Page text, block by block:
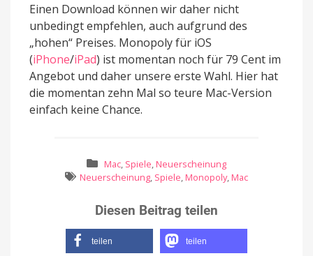
Einen Download können wir daher nicht
unbedingt empfehlen, auch aufgrund des
„hohen“ Preises. Monopoly für iOS
(iPhone/iPad) ist momentan noch für 79 Cent im
Angebot und daher unsere erste Wahl. Hier hat
die momentan zehn Mal so teure Mac-Version
einfach keine Chance.
Mac, Spiele, Neuerscheinung
Neuerscheinung, Spiele, Monopoly, Mac
Diesen Beitrag teilen
teilen teilen